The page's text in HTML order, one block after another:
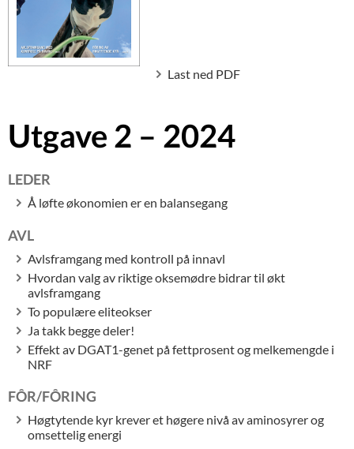
Last ned PDF
Utgave 2 – 2024
LEDER
Å løfte økonomien er en balansegang
AVL
Avlsframgang med kontroll på innavl
Hvordan valg av riktige oksemødre bidrar til økt
avlsframgang
To populære eliteokser
Ja takk begge deler!
Effekt av DGAT1-genet på fettprosent og melkemengde i
NRF
FÔR/FÔRING
Høgtytende kyr krever et høgere nivå av aminosyrer og
omsettelig energi